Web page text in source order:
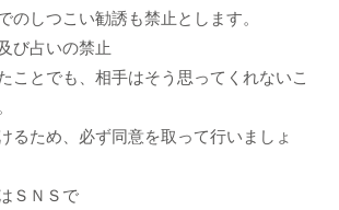
しつこい勧誘も禁止とします。
び占いの禁止
とでも、相手はそう思ってくれないこ
ため、必ず同意を取って行いましょ
ＳＮＳで